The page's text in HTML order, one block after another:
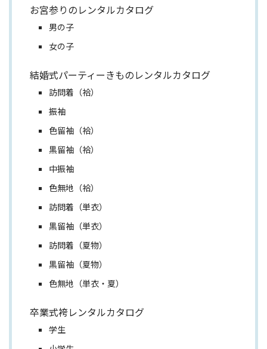
お宮参りのレンタルカタログ
男の子
女の子
結婚式パーティーきものレンタルカタログ
訪問着（袷）
振袖
色留袖（袷）
黒留袖（袷）
中振袖
色無地（袷）
訪問着（単衣）
黒留袖（単衣）
訪問着（夏物）
黒留袖（夏物）
色無地（単衣・夏）
卒業式袴レンタルカタログ
学生